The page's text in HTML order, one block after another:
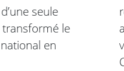
seule
le
en